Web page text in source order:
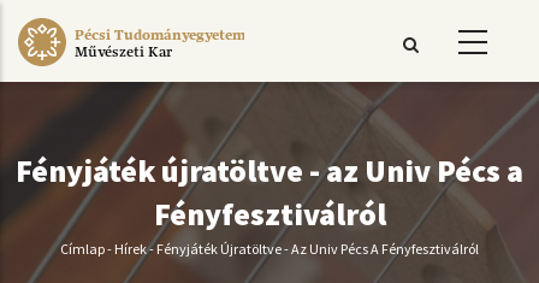
Ugrás
Pécsi Tudományegyetem
Művészeti Kar
Fényjáték újratöltve - az Univ Pécs a
Fényfesztiválról
Címlap- Hírek-Fényjáték Újratöltve - Az Univ Pécs A Fényfesztiválról